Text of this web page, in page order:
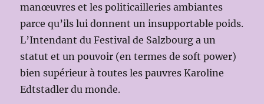
manœuvres et les politicailleries ambiantes
parce qu’ils lui donnent un insupportable poids.
L’Intendant du Festival de Salzbourg a un
statut et un pouvoir (en termes de soft power)
bien supérieur à toutes les pauvres Karoline
Edtstadler du monde.